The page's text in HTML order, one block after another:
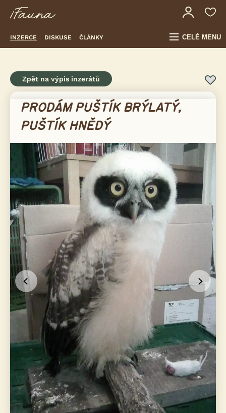
INZERCE DISKUSE ČLÁNKY CELÉ MENU
Zpět na výpis inzerátů
PRODÁM PUŠTÍK BRÝLATÝ,
PUŠTÍK HNĚDÝ